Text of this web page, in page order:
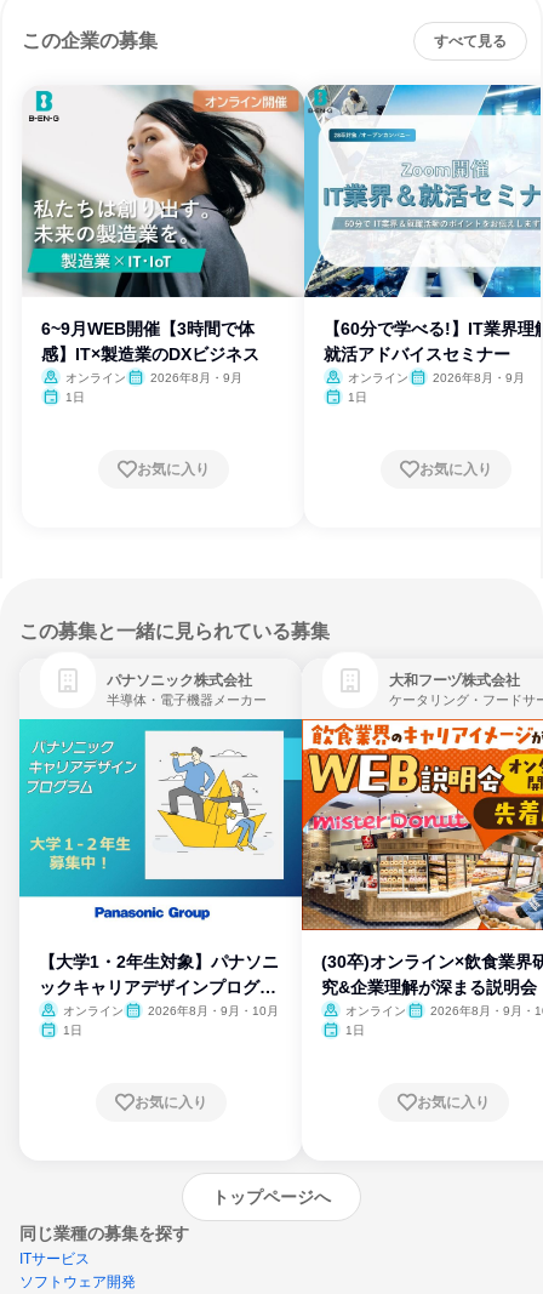
この企業の募集 すべて見る
6~9月WEB開催【3時間で体
感】IT×製造業のDXビジネス
オンライン
2026年8月・9月
1日
お気に入り
【60分で学べる!】IT業界理
就活アドバイスセミナー
オンライン
2026年8月・9月
1日
お気に入り
この募集と一緒に見られている募集
パナソニック株式会社
半導体・電子機器メーカー
【大学1・2年生対象】パナソニ
ックキャリアデザインプログラ
ム
オンライン
2026年8月・9月・10月
1日
お気に入り
大和フーヅ株式会社
(30卒)オンライン×飲食業界
究&企業理解が深まる説明会
オンライン
2026年8月・9月・
1日
お気に入り
トップページへ
同じ業種の募集を探す
ITサービス
ソフトウェア開発